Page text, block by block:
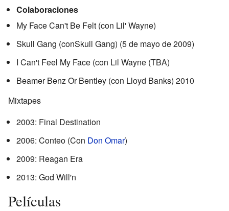
Colaboraciones
My Face Can't Be Felt (con Lil' Wayne)
Skull Gang (conSkull Gang) (5 de mayo de 2009)
I Can't Feel My Face (con Lil Wayne (TBA)
Beamer Benz Or Bentley (con Lloyd Banks) 2010
Mixtapes
2003: Final Destination
2006: Conteo (Con Don Omar)
2009: Reagan Era
2013: God Will'n
Películas